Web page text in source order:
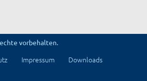
vorbehalten.
Impressum
Downloads